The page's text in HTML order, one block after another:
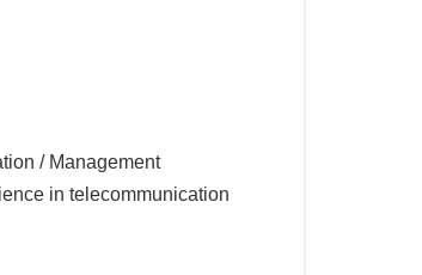
/ Management
in telecommunication